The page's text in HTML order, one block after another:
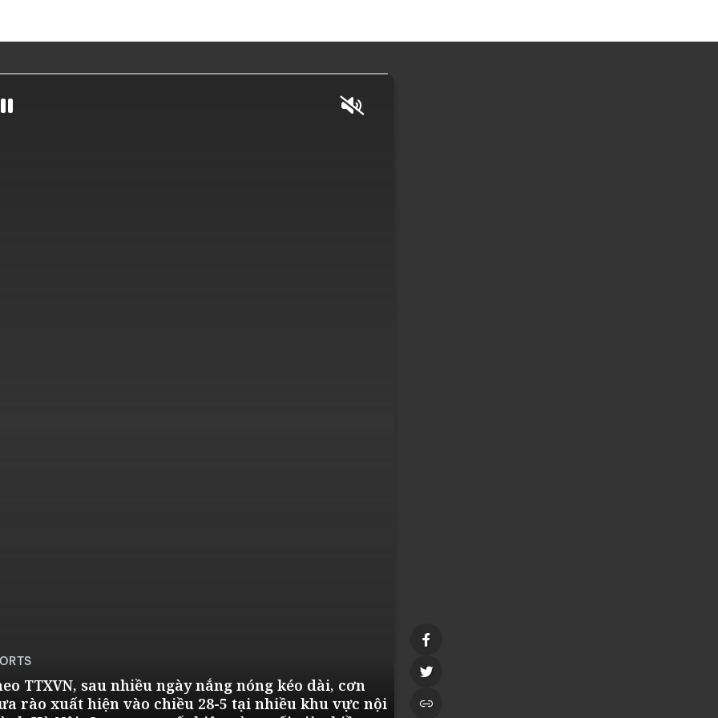
TTXVN, sau nhiều ngày nắng nóng kéo dài, cơn
rào xuất hiện vào chiều 28-5 tại nhiều khu vực nội